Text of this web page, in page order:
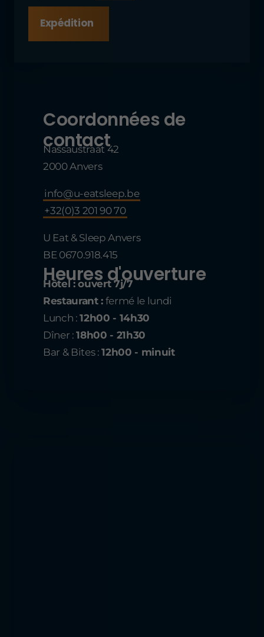
Expédition
Coordonnées de
contact
Nassaustraat 42
2000 Anvers
info@u-eatsleep.be
+32(0)3 201 90 70
U Eat & Sleep Anvers
BE 0670.918.415
Heures d'ouverture
Hôtel : ouvert 7j/7
Restaurant :fermé le lundi
Lunch :12h00 - 14h30
Dîner :18h00 - 21h30
Bar & Bites :12h00 - minuit